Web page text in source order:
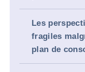
Les
fragiles
plan de